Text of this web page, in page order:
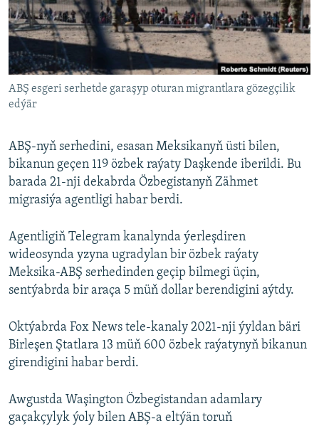
ABŞ esgeri serhetde garaşyp oturan migrantlara gözegçilik
edýär
ABŞ-nyň serhedini, esasan Meksikanyň üsti bilen,
bikanun geçen 119 özbek raýaty Daşkende iberildi. Bu
barada 21-nji dekabrda Özbegistanyň Zähmet
migrasiýa agentligi habar berdi.
Agentligiň Telegram kanalynda ýerleşdiren
wideosynda yzyna ugradylan bir özbek raýaty
Meksika-ABŞ serhedinden geçip bilmegi üçin,
sentýabrda bir araça 5 müň dollar berendigini aýtdy.
Oktýabrda Fox News tele-kanaly 2021-nji ýyldan bäri
Birleşen Ştatlara 13 müň 600 özbek raýatynyň bikanun
girendigini habar berdi.
Awgustda Waşington Özbegistandan adamlary
gaçakçylyk ýoly bilen ABŞ-a eltýän toruň